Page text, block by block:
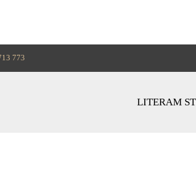
773
LITERAM